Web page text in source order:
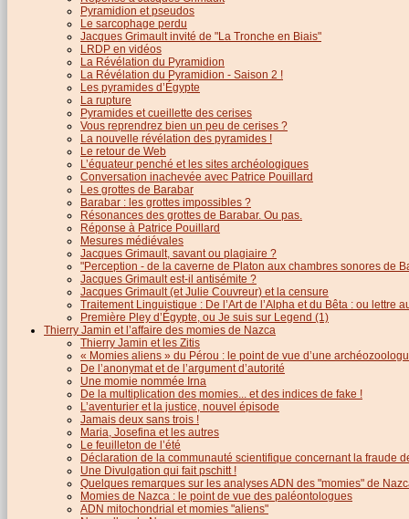
Pyramidion et pseudos
Le sarcophage perdu
Jacques Grimault invité de "La Tronche en Biais"
LRDP en vidéos
La Révélation du Pyramidion
La Révélation du Pyramidion - Saison 2 !
Les pyramides d’Égypte
La rupture
Pyramides et cueillette des cerises
Vous reprendrez bien un peu de cerises ?
La nouvelle révélation des pyramides !
Le retour de Web
L’équateur penché et les sites archéologiques
Conversation inachevée avec Patrice Pouillard
Les grottes de Barabar
Barabar : les grottes impossibles ?
Résonances des grottes de Barabar. Ou pas.
Réponse à Patrice Pouillard
Mesures médiévales
Jacques Grimault, savant ou plagiaire ?
"Perception - de la caverne de Platon aux chambres sonores de
Jacques Grimault est-il antisémite ?
Jacques Grimault (et Julie Couvreur) et la censure
Traitement Linguistique : De l’Art de l’Alpha et du Bêta : ou lettre
Première Pley d’Égypte, ou Je suis sur Legend (1)
Thierry Jamin et l’affaire des momies de Nazca
Thierry Jamin et les Zitis
« Momies aliens » du Pérou : le point de vue d’une
De l’anonymat et de l’argument d’autorité
Une momie nommée Irna
De la multiplication des momies... et des indices de fake !
L’aventurier et la justice, nouvel épisode
Jamais deux sans trois !
Maria, Josefina et les autres
Le feuilleton de l’été
Déclaration de la communauté scientifique concernant la fraude
Une Divulgation qui fait pschitt !
Quelques remarques sur les analyses ADN des "momies" de
Momies de Nazca : le point de vue des paléontologues
ADN mitochondrial et momies "aliens"